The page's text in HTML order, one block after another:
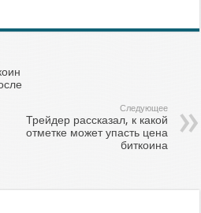
Следующее
Трейдер рассказал, к какой
отметке может упасть цена
биткоина